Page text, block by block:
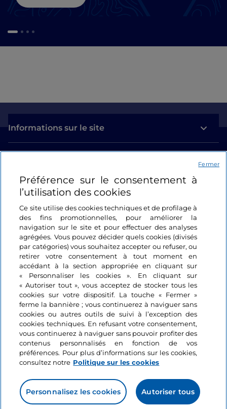
Informations sur le site
Se connecter
Suivez-nous
Préférence sur le consentement à
l’utilisation des cookies
Ce site utilise des cookies techniques et de profilage à
des fins promotionnelles, pour améliorer la
navigation sur le site et pour effectuer des analyses
agrégées. Vous pouvez décider quels cookies (divisés
par catégories) vous souhaitez accepter ou refuser, ou
retirer votre consentement à tout moment en
accédant à la section appropriée en cliquant sur
« Personnaliser les cookies ». En cliquant sur
« Autoriser tout », vous acceptez de stocker tous les
cookies sur votre dispositif. La touche « Fermer »
ferme la bannière ; vous continuerez à naviguer sans
cookies ou autres outils de suivi à l’exception des
cookies techniques. En refusant votre consentement,
vous continuerez à naviguer sans pouvoir profiter des
contenus personnalisés en fonction de vos
préférences. Pour plus d’informations sur les cookies,
consultez notre Politique sur les cookies
Personnalisez les cookies Autoriser tous
Fermer